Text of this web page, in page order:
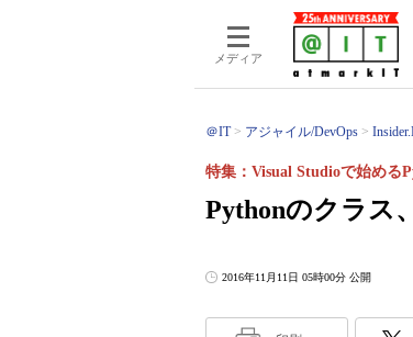
メディア
＠IT アジャイル/DevOps
Pythonのクラス
特集：Visual Studioで始める
2016年11月11日 05時00分 公開